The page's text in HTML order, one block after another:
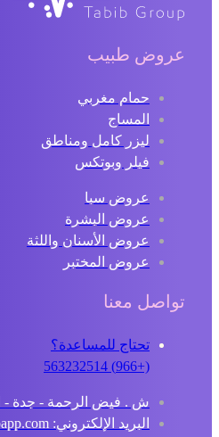
عروض طبيب
حمام مغربي
المساج
ليزر كامل ومناطق
فيلر وبوتكس
عروض سبا
عروض البشرة
عروض الأسنان واللثة
عروض المختبر
تواصل معنا
تحتاج للمساعدة؟
ش . فيض الرحمة - جدة -
البريد الإلكتروني: help@tabibgroupapp.com